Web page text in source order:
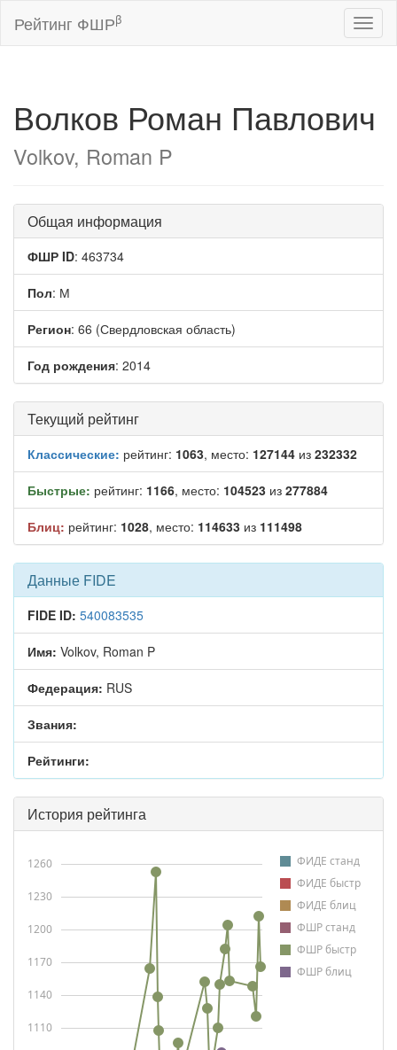
Рейтинг ФШРβ
Волков Роман Павлович
Volkov, Roman P
Общая информация
ФШР ID: 463734
Пол: М
Регион: 66 (Свердловская область)
Год рождения: 2014
Текущий рейтинг
Классические: рейтинг: 1063, место: 127144 из 232332
Быстрые: рейтинг: 1166, место: 104523 из 277884
Блиц: рейтинг: 1028, место: 114633 из 111498
Данные FIDE
FIDE ID: 540083535
Имя: Volkov, Roman P
Федерация: RUS
Звания:
Рейтинги:
История рейтинга
ФИДЕ станд
ФИДЕ быстр
ФИДЕ блиц
ФШР станд
ФШР быстр
ФШР блиц
1110
1140
1170
1200
1230
1260